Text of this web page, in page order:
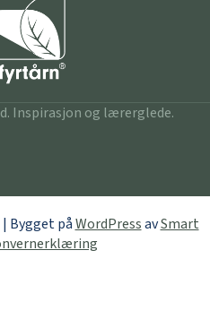
Inspirasjon og lærerglede.
Bygget påWordPressavSmart